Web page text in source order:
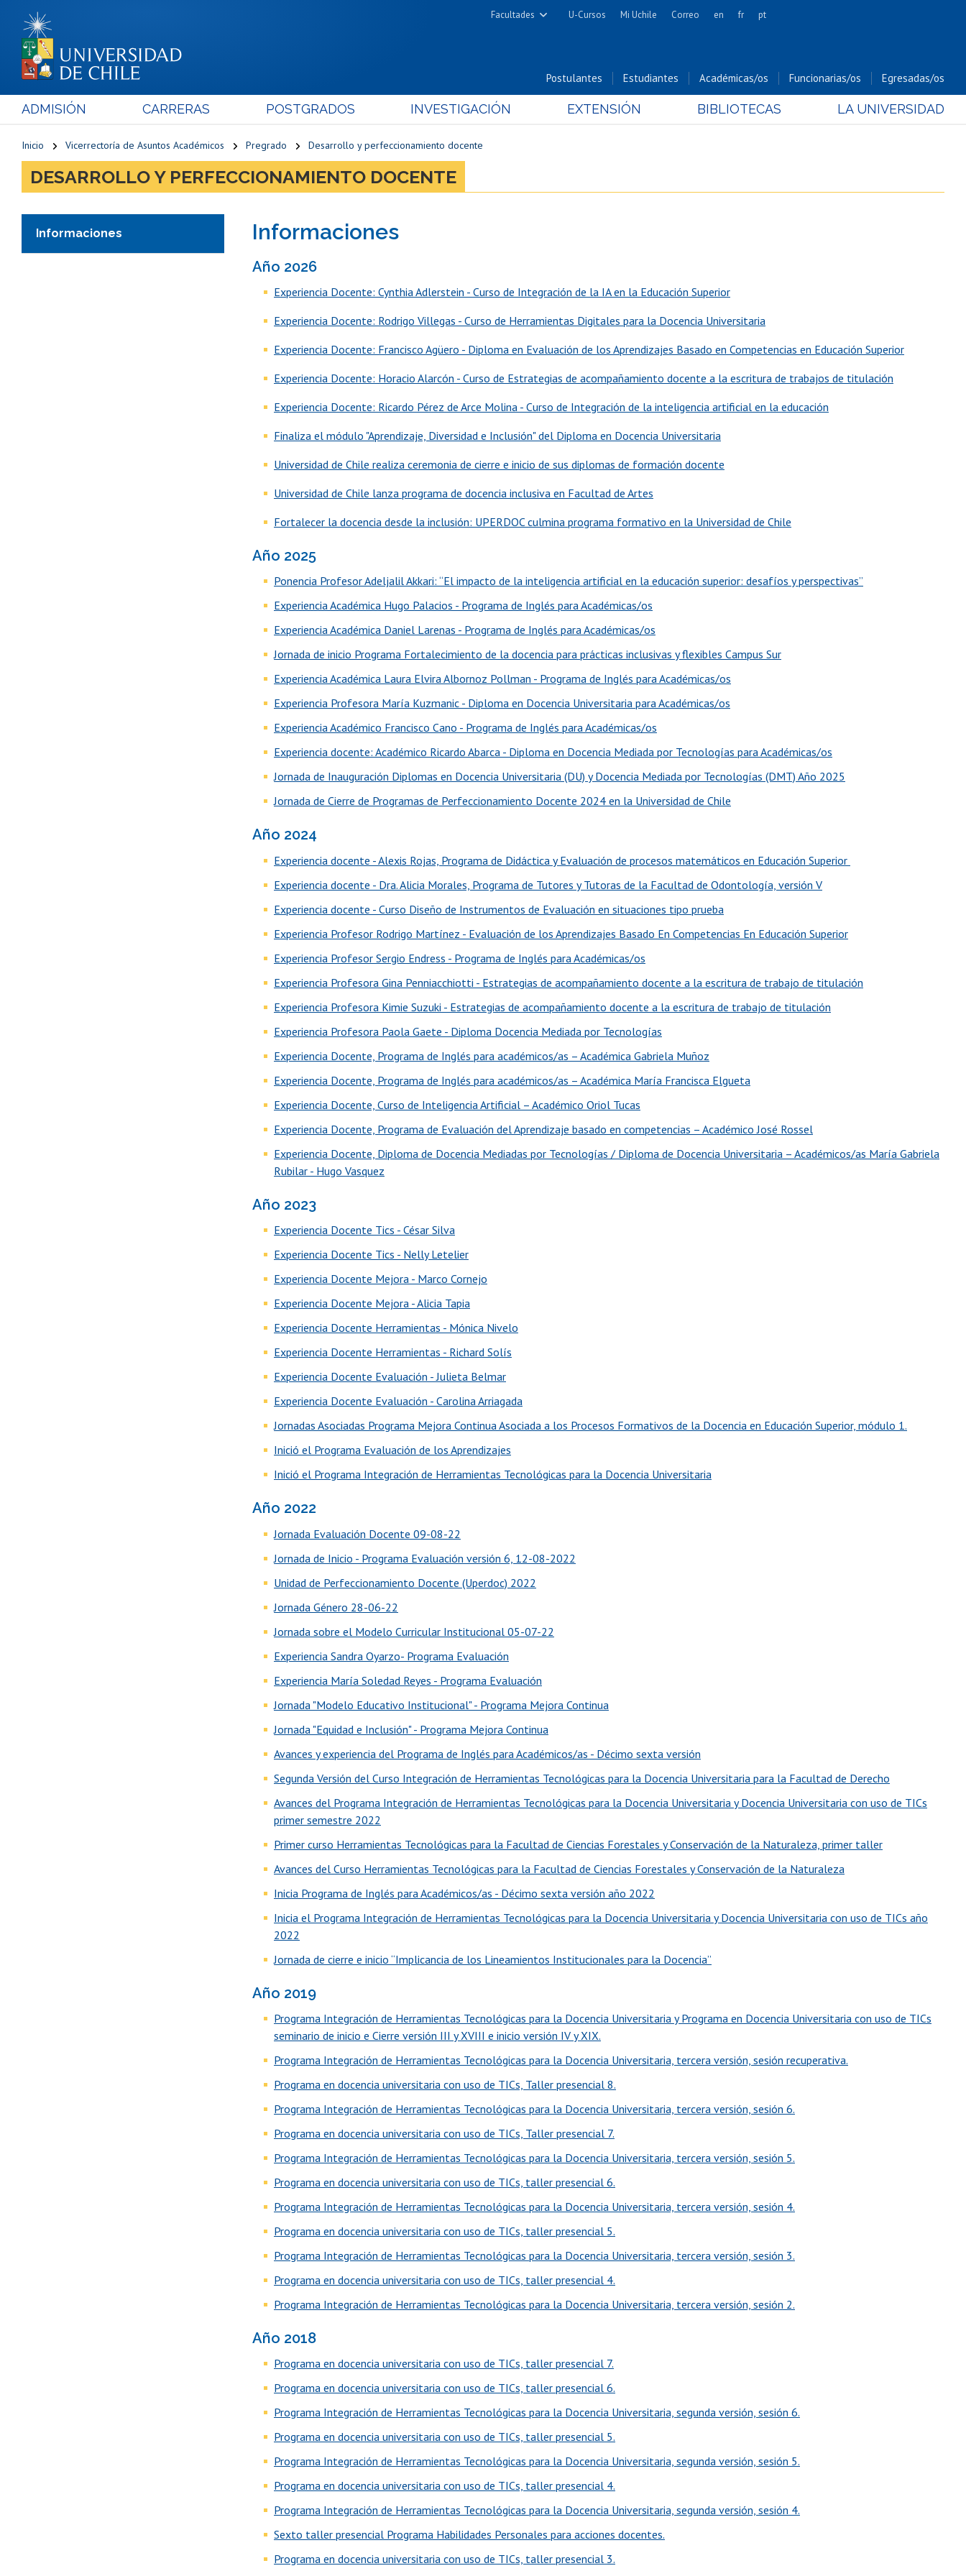
Facultades
Cs. Físicas y Matemáticas
Cs. Forestales y Conservación
Cs. Químicas y Farmacéuticas
Cs. Sociales
U-Cursos Mi Uchile Correo en fr pt
Postulantes Estudiantes Académicas/os Funcionarias/os Egresadas/os
ADMISIÓN CARRERAS POSTGRADOS INVESTIGACIÓN EXTENSIÓN BIBLIOTECAS LA UNIVERSIDAD
Inicio Vicerrectoría de Asuntos Académicos Pregrado Desarrollo y perfeccionamiento docente
DESARROLLO Y PERFECCIONAMIENTO DOCENTE
Informaciones Informaciones
Año 2026
Experiencia Docente: Cynthia Adlerstein - Curso de Integración de la IA en la Educación Superior
Experiencia Docente: Rodrigo Villegas - Curso de Herramientas Digitales para la Docencia Universitaria
Experiencia Docente: Francisco Agüero - Diploma en Evaluación de los Aprendizajes Basado en Competencias en Educación Superior
Experiencia Docente: Horacio Alarcón - Curso de Estrategias de acompañamiento docente a la escritura de trabajos de titulación
Experiencia Docente: Ricardo Pérez de Arce Molina - Curso de Integración de la inteligencia artificial en la educación
Finaliza el módulo "Aprendizaje, Diversidad e Inclusión" del Diploma en Docencia Universitaria
Universidad de Chile realiza ceremonia de cierre e inicio de sus diplomas de formación docente
Universidad de Chile lanza programa de docencia inclusiva en Facultad de Artes
Fortalecer la docencia desde la inclusión: UPERDOC culmina programa formativo en la Universidad de Chile
Año 2025
Ponencia Profesor Adeljalil Akkari: “El impacto de la inteligencia artificial en la educación superior: desafíos y perspectivas”
Experiencia Académica Hugo Palacios - Programa de Inglés para Académicas/os
Experiencia Académica Daniel Larenas - Programa de Inglés para Académicas/os
Jornada de inicio Programa Fortalecimiento de la docencia para prácticas inclusivas y flexibles Campus Sur
Experiencia Académica Laura Elvira Albornoz Pollman - Programa de Inglés para Académicas/os
Experiencia Profesora María Kuzmanic - Diploma en Docencia Universitaria para Académicas/os
Experiencia Académico Francisco Cano - Programa de Inglés para Académicas/os
Experiencia docente: Académico Ricardo Abarca - Diploma en Docencia Mediada por Tecnologías para Académicas/os
Jornada de Inauguración Diplomas en Docencia Universitaria (DU) y Docencia Mediada por Tecnologías (DMT) Año 2025
Jornada de Cierre de Programas de Perfeccionamiento Docente 2024 en la Universidad de Chile
Año 2024
Experiencia docente - Alexis Rojas, Programa de Didáctica y Evaluación de procesos matemáticos en Educación Superior
Experiencia docente - Dra. Alicia Morales, Programa de Tutores y Tutoras de la Facultad de Odontología, versión V
Experiencia docente - Curso Diseño de Instrumentos de Evaluación en situaciones tipo prueba
Experiencia Profesor Rodrigo Martínez - Evaluación de los Aprendizajes Basado En Competencias En Educación Superior
Experiencia Profesor Sergio Endress - Programa de Inglés para Académicas/os
Experiencia Profesora Gina Penniacchiotti - Estrategias de acompañamiento docente a la escritura de trabajo de titulación
Experiencia Profesora Kimie Suzuki - Estrategias de acompañamiento docente a la escritura de trabajo de titulación
Experiencia Profesora Paola Gaete - Diploma Docencia Mediada por Tecnologías
Experiencia Docente, Programa de Inglés para académicos/as – Académica Gabriela Muñoz
Experiencia Docente, Programa de Inglés para académicos/as – Académica María Francisca Elgueta
Experiencia Docente, Curso de Inteligencia Artificial – Académico Oriol Tucas
Experiencia Docente, Programa de Evaluación del Aprendizaje basado en competencias – Académico José Rossel
Experiencia Docente, Diploma de Docencia Mediadas por Tecnologías / Diploma de Docencia Universitaria – Académicos/as María Gabriela
Rubilar - Hugo Vasquez
Año 2023
Experiencia Docente Tics - César Silva
Experiencia Docente Tics - Nelly Letelier
Experiencia Docente Mejora - Marco Cornejo
Experiencia Docente Mejora - Alicia Tapia
Experiencia Docente Herramientas - Mónica Nivelo
Experiencia Docente Herramientas - Richard Solís
Experiencia Docente Evaluación - Julieta Belmar
Experiencia Docente Evaluación - Carolina Arriagada
Jornadas Asociadas Programa Mejora Continua Asociada a los Procesos Formativos de la Docencia en Educación Superior, módulo 1.
Inició el Programa Evaluación de los Aprendizajes
Inició el Programa Integración de Herramientas Tecnológicas para la Docencia Universitaria
Año 2022
Jornada Evaluación Docente 09-08-22
Jornada de Inicio - Programa Evaluación versión 6, 12-08-2022
Unidad de Perfeccionamiento Docente (Uperdoc) 2022
Jornada Género 28-06-22
Jornada sobre el Modelo Curricular Institucional 05-07-22
Experiencia Sandra Oyarzo- Programa Evaluación
Experiencia María Soledad Reyes - Programa Evaluación
Jornada "Modelo Educativo Institucional" - Programa Mejora Continua
Jornada "Equidad e Inclusión" - Programa Mejora Continua
Avances y experiencia del Programa de Inglés para Académicos/as - Décimo sexta versión
Segunda Versión del Curso Integración de Herramientas Tecnológicas para la Docencia Universitaria para la Facultad de Derecho
Avances del Programa Integración de Herramientas Tecnológicas para la Docencia Universitaria y Docencia Universitaria con uso de TICs
primer semestre 2022
Primer curso Herramientas Tecnológicas para la Facultad de Ciencias Forestales y Conservación de la Naturaleza, primer taller
Avances del Curso Herramientas Tecnológicas para la Facultad de Ciencias Forestales y Conservación de la Naturaleza
Inicia Programa de Inglés para Académicos/as - Décimo sexta versión año 2022
Inicia el Programa Integración de Herramientas Tecnológicas para la Docencia Universitaria y Docencia Universitaria con uso de TICs año
2022
Jornada de cierre e inicio “Implicancia de los Lineamientos Institucionales para la Docencia”
Año 2019
Programa Integración de Herramientas Tecnológicas para la Docencia Universitaria y Programa en Docencia Universitaria con uso de TICs
seminario de inicio e Cierre versión III y XVIII e inicio versión IV y XIX.
Programa Integración de Herramientas Tecnológicas para la Docencia Universitaria, tercera versión, sesión recuperativa.
Programa en docencia universitaria con uso de TICs, Taller presencial 8.
Programa Integración de Herramientas Tecnológicas para la Docencia Universitaria, tercera versión, sesión 6.
Programa en docencia universitaria con uso de TICs, Taller presencial 7.
Programa Integración de Herramientas Tecnológicas para la Docencia Universitaria, tercera versión, sesión 5.
Programa en docencia universitaria con uso de TICs, taller presencial 6.
Programa Integración de Herramientas Tecnológicas para la Docencia Universitaria, tercera versión, sesión 4.
Programa en docencia universitaria con uso de TICs, taller presencial 5.
Programa Integración de Herramientas Tecnológicas para la Docencia Universitaria, tercera versión, sesión 3.
Programa en docencia universitaria con uso de TICs, taller presencial 4.
Programa Integración de Herramientas Tecnológicas para la Docencia Universitaria, tercera versión, sesión 2.
Año 2018
Programa en docencia universitaria con uso de TICs, taller presencial 7.
Programa en docencia universitaria con uso de TICs, taller presencial 6.
Programa Integración de Herramientas Tecnológicas para la Docencia Universitaria, segunda versión, sesión 6.
Programa en docencia universitaria con uso de TICs, taller presencial 5.
Programa Integración de Herramientas Tecnológicas para la Docencia Universitaria, segunda versión, sesión 5.
Programa en docencia universitaria con uso de TICs, taller presencial 4.
Programa Integración de Herramientas Tecnológicas para la Docencia Universitaria, segunda versión, sesión 4.
Sexto taller presencial Programa Habilidades Personales para acciones docentes.
Programa en docencia universitaria con uso de TICs, taller presencial 3.